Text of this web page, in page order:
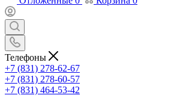
Телефоны
+7 (831) 278-62-67
+7 (831) 278-60-57
+7 (831) 464-53-42